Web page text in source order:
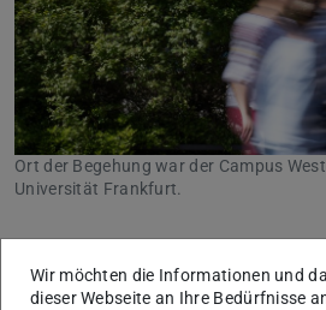
Ort der Begehung war der Campus
Universität Frankfurt.
Zurück
Mit RMU-EXCITE will die Allianz
Wir möchten die Informationen und
dieser Webseite an Ihre Bedürfnisse